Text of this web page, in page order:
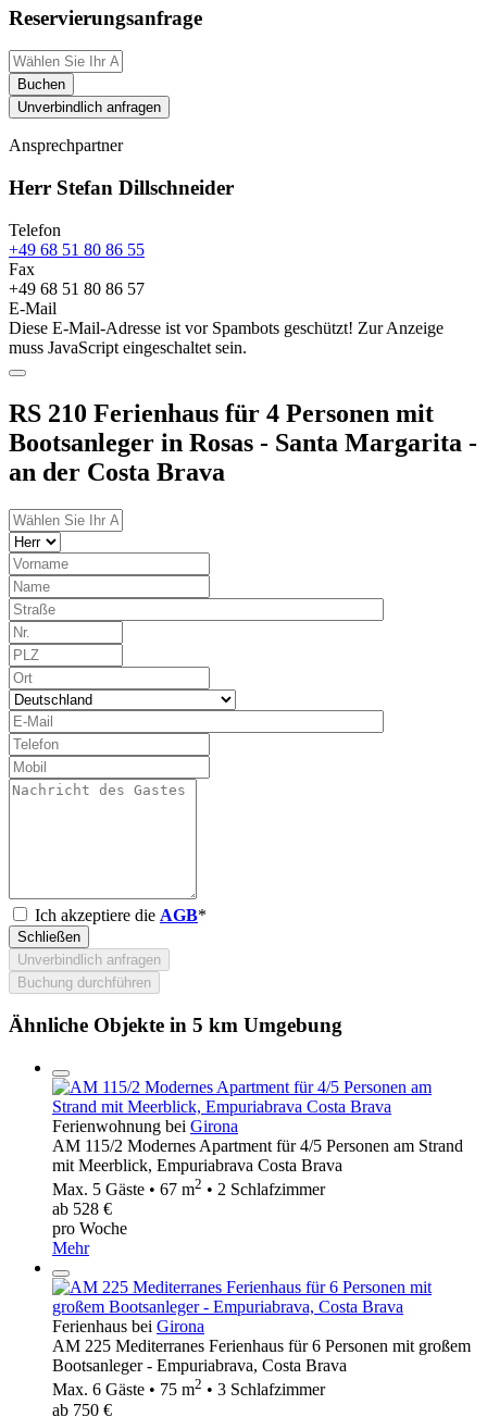
Reservierungsanfrage
Buchen
Unverbindlich anfragen
Ansprechpartner
Herr Stefan Dillschneider
Telefon
+49 68 51 80 86 55
Fax
+49 68 51 80 86 57
E-Mail
Diese E-Mail-Adresse ist vor Spambots geschützt! Zur Anzeige
muss JavaScript eingeschaltet sein.
RS 210 Ferienhaus für 4 Personen mit
Bootsanleger in Rosas - Santa Margarita -
an der Costa Brava
Ich akzeptiere die AGB*
Schließen
Unverbindlich anfragen
Buchung durchführen
Ähnliche Objekte in 5 km Umgebung
Ferienwohnung bei Girona
AM 115/2 Modernes Apartment für 4/5 Personen am Strand
mit Meerblick, Empuriabrava Costa Brava
Max. 5 Gäste • 67 m2 • 2 Schlafzimmer
ab 528 €
pro Woche
Mehr
Ferienhaus bei Girona
AM 225 Mediterranes Ferienhaus für 6 Personen mit großem
Bootsanleger - Empuriabrava, Costa Brava
Max. 6 Gäste • 75 m2 • 3 Schlafzimmer
ab 750 €